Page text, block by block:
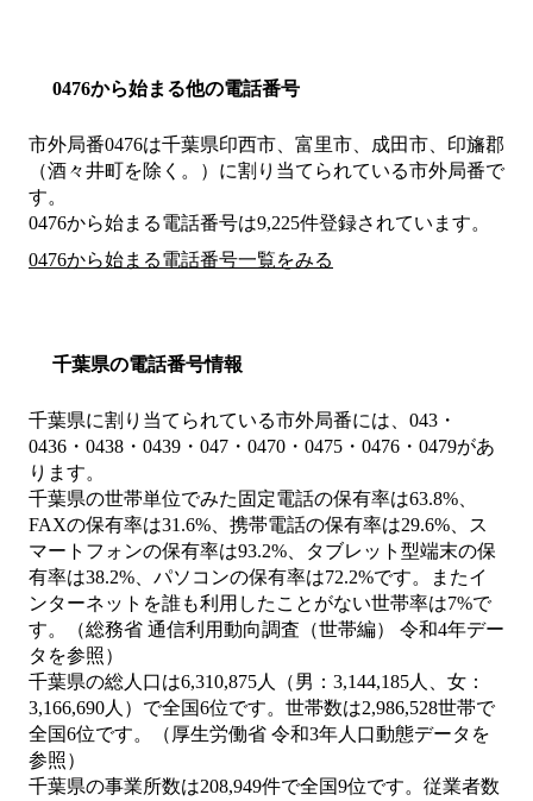
0476から始まる他の電話番号
市外局番0476は千葉県印西市、富里市、成田市、印旛郡
（酒々井町を除く。） に割り当てられている市外局番で
す。
0476から始まる電話番号は9,225件登録されています。
0476から始まる電話番号一覧をみる
千葉県の電話番号情報
千葉県に割り当てられている市外局番には、043・
0436・0438・0439・047・0470・0475・0476・0479があ
ります。
千葉県の世帯単位でみた固定電話の保有率は63.8%、
FAXの保有率は31.6%、携帯電話の保有率は29.6%、ス
マートフォンの保有率は93.2%、タブレット型端末の保
有率は38.2%、パソコンの保有率は72.2%です。またイ
ンターネットを誰も利用したことがない世帯率は7%で
す。（総務省 通信利用動向調査（世帯編） 令和4年デー
タを参照）
千葉県の総人口は6,310,875人（男：3,144,185人、女：
3,166,690人）で全国6位です。世帯数は2,986,528世帯で
全国6位です。（厚生労働省 令和3年人口動態データを
参照）
千葉県の事業所数は208,949件で全国9位です。従業者数